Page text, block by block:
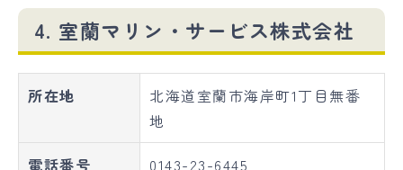
4. 室蘭マリン・サービス株式会社
所在地
北海道室蘭市海岸町1丁目無番
地
電話番号 0143-23-6445